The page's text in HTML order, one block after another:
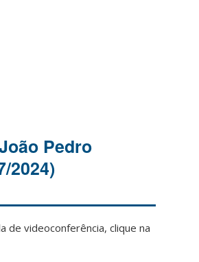
Pedro
2024)
de videoconferência, clique na